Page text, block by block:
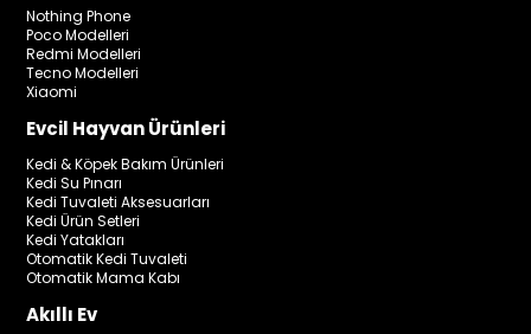
Nothing Phone
Poco Modelleri
Redmi Modelleri
Tecno Modelleri
Xiaomi
Evcil Hayvan Ürünleri
Kedi & Köpek Bakım Ürünleri
Kedi Su Pınarı
Kedi Tuvaleti Aksesuarları
Kedi Ürün Setleri
Kedi Yatakları
Otomatik Kedi Tuvaleti
Otomatik Mama Kabı
Akıllı Ev